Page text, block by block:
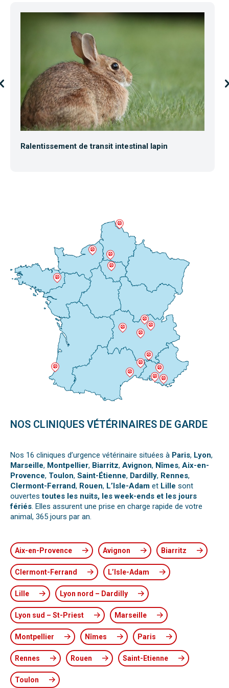
Ralentissement de transit intestinal lapin
NOS CLINIQUES VÉTÉRINAIRES DE GARDE
Nos 16 cliniques d’urgence vétérinaire situées à Paris, Lyon,
Marseille, Montpellier, Biarritz, Avignon, Nîmes, Aix-en-
Provence, Toulon, Saint-Étienne, Dardilly, Rennes,
Clermont-Ferrand, Rouen, L’Isle-Adam et Lille sont
ouvertestoutes les nuits, les week-ends et les jours
fériés. Elles assurent une prise en charge rapide de votre
animal, 365 jours par an.
Aix-en-Provence Avignon Biarritz
Clermont-Ferrand L’Isle-Adam
Lille Lyon nord – Dardilly
Lyon sud – St-Priest Marseille
Montpellier Nîmes Paris
Rennes Rouen Saint-Etienne
Toulon